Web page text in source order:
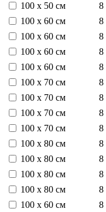
100 х 50 см
8
100 х 60 см
8
100 х 60 см
8
100 х 60 см
8
100 х 60 см
8
100 х 70 см
8
100 х 70 см
8
100 х 70 см
8
100 х 70 см
8
100 х 80 см
8
100 х 80 см
8
100 х 80 см
8
100 х 80 см
8
100 х 60 см
8